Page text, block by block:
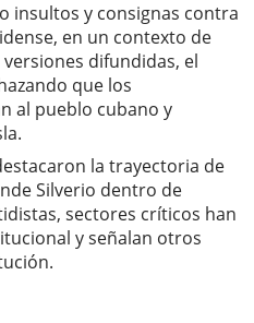
insultos y consignas contra
en un contexto de
difundidas, el
que los
al pueblo cubano y
la trayectoria de
Silverio dentro de
sectores críticos han
y señalan otros